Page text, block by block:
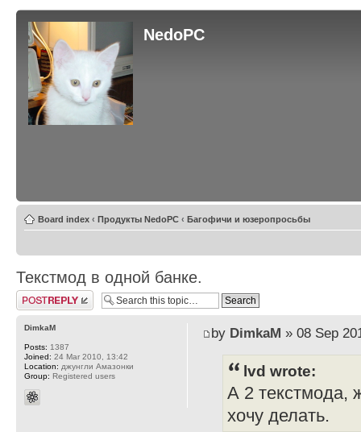
NedoPC
Board index ‹ Продукты NedoPC ‹ Багофичи и юзеропросьбы
Текстмод в одной банке.
Post a reply
by DimkaM » 08 Sep
lvd wrote:
А 2 текстмода,
хочу делать.
DimkaM
Posts: 1387
Joined: 24 Mar 2010, 13:42
Location: джунгли Амазонки
Group: Registered users